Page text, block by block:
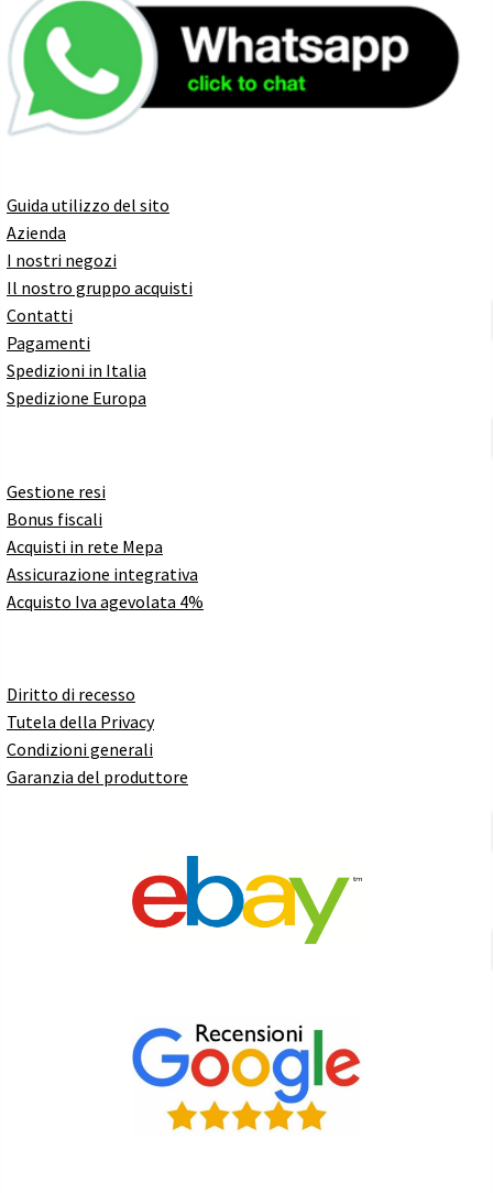
Guida utilizzo del sito
Azienda
I nostri negozi
Il nostro gruppo acquisti
Contatti
Pagamenti
Spedizioni in Italia
Spedizione Europa
Gestione resi
Bonus fiscali
Acquisti in rete Mepa
Assicurazione integrativa
Acquisto Iva agevolata 4%
Diritto di recesso
Tutela della Privacy
Condizioni generali
Garanzia del produttore